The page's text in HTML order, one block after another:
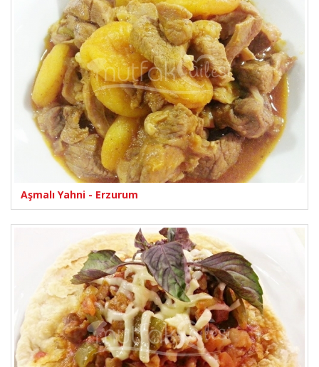
Aşmalı Yahni - Erzurum